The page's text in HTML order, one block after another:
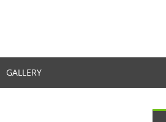
GALLERY